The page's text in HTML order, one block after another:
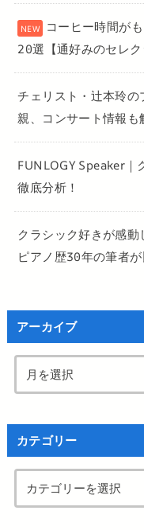
コーヒー時間が
20選【通好みのセレク
チェリスト・辻本玲
親、コンサート情報も
FUNLOGY Speaker｜
徹底分析！
クラシック好きが感
ピアノ歴30年の筆者
アーカイブ
カテゴリー